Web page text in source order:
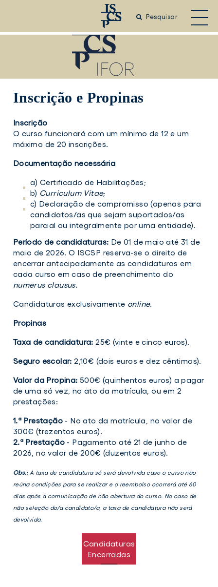
conteúdo
Pesquisar
Inscrição e Propinas
Inscrição
O curso funcionará com um mínimo de 12 e um
máximo de 20 inscrições.
Documentação necessária
a) Certificado de Habilitações;
b) Curriculum Vitae;
c) Declaração de compromisso (apenas para
candidatos/as que sejam suportados/as
parcial ou integralmente por uma entidade).
Período de candidaturas: De 01 de maio até 31 de
maio de 2026. O ISCSP reserva-se o direito de
encerrar antecipadamente as candidaturas em
cada curso em caso de preenchimento do
numerus clausus.
Candidaturas exclusivamente online.
Propinas
Taxa de candidatura: 25€ (vinte e cinco euros).
Seguro escolar: 2,10€ (dois euros e dez cêntimos).
Valor da Propina: 500€ (quinhentos euros) a pagar
de uma só vez, no ato da matrícula, ou em 2
prestações:
1.ª Prestação - No ato da matrícula, no valor de
300€ (trezentos euros).
2.ª Prestação - Pagamento até 21 de junho de
2026, no valor de 200€ (duzentos euros).
Obs.: A taxa de candidatura só será devolvida caso o curso não
reúna condições para se realizar e o reembolso ocorrerá até 60
dias após a comunicação de não abertura do curso. No caso de
não seleção do/a candidato/a, a taxa de candidatura não será
devolvida.
Candidaturas
Encerradas